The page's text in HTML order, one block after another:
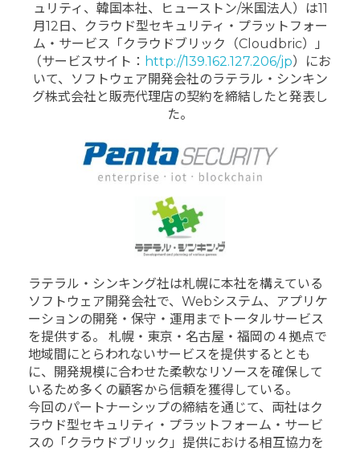
ュリティ、韓国本社、ヒューストン/米国法人）は11
月12日、クラウド型セキュリティ・プラットフォー
ム・サービス「クラウドブリック（Cloudbric）」
（サービスサイト： http://139.162.127.206/jp）にお
いて、ソフトウェア開発会社のラテラル・シンキン
グ株式会社と販売代理店の契約を締結したと発表し
た。
ラテラル・シンキング社は札幌に本社を構えている
ソフトウェア開発会社で、Webシステム、アプリケ
ーションの開発・保守・運用までトータルサービス
を提供する。 札幌・東京・名古屋・福岡の４拠点で
地域間にとらわれないサービスを提供するととも
に、開発規模に合わせた柔軟なリソースを確保して
いるため多くの顧客から信頼を獲得している。
今回のパートナーシップの締結を通じて、両社はク
ラウド型セキュリティ・プラットフォーム・サービ
スの「クラウドブリック」提供における相互協力を